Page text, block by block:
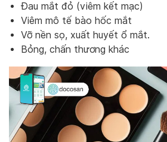
Đau mắt đỏ (viêm kết mạc)
Viêm mô tế bào hốc mắt
Vỡ nền sọ, xuất huyết ổ mắt.
Bỏng, chấn thương khác